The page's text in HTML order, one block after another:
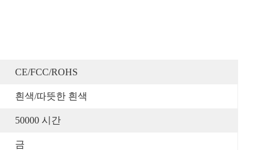
CE/FCC/ROHS
흰색/따뜻한 흰색
50000 시간
금